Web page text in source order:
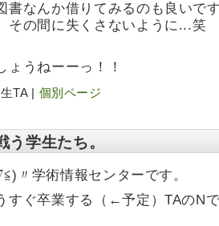
書なんか借りてみるのも良いで
その間に失くさないように...笑
ょうねーーっ！！
TA | 個別ページ
う学生たち。
〃学術情報センターです。
すぐ卒業する（←予定）TAのN